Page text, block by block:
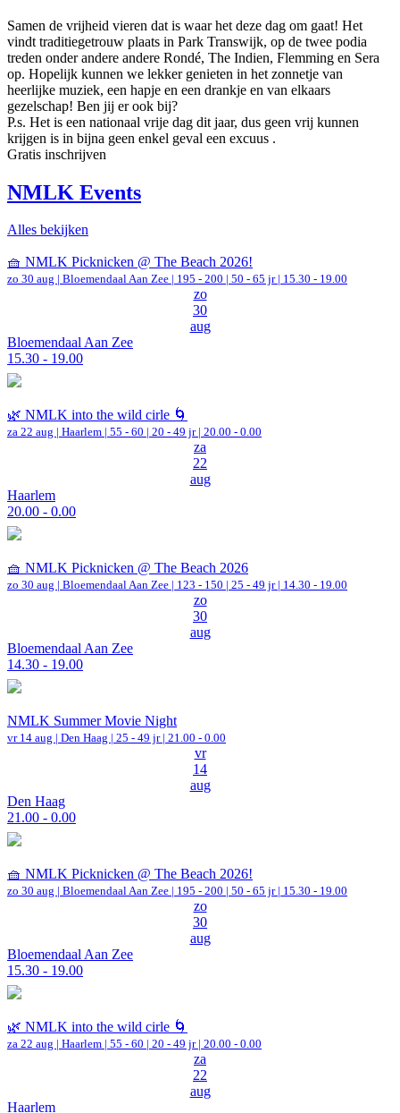
Samen de vrijheid vieren dat is waar het deze dag om gaat! Het
vindt traditiegetrouw plaats in Park Transwijk, op de twee podia
treden onder andere andere Rondé, The Indien, Flemming en Sera
op. Hopelijk kunnen we lekker genieten in het zonnetje van
heerlijke muziek, een hapje en een drankje en van elkaars
gezelschap! Ben jij er ook bij?
P.s. Het is een nationaal vrije dag dit jaar, dus geen vrij kunnen
krijgen is in bijna geen enkel geval een excuus .
Gratis inschrijven
NMLK Events
Alles bekijken
🧺 NMLK Picknicken @ The Beach 2026!
zo 30 aug | Bloemendaal Aan Zee | 195 - 200 | 50 - 65 jr | 15.30 - 19.00
zo
30
aug
Bloemendaal Aan Zee
15.30 - 19.00
🌿 NMLK into the wild cirle 🌀
za 22 aug | Haarlem | 55 - 60 | 20 - 49 jr | 20.00 - 0.00
za
22
aug
Haarlem
20.00 - 0.00
🧺 NMLK Picknicken @ The Beach 2026
zo 30 aug | Bloemendaal Aan Zee | 123 - 150 | 25 - 49 jr | 14.30 - 19.00
zo
30
aug
Bloemendaal Aan Zee
14.30 - 19.00
NMLK Summer Movie Night
vr 14 aug | Den Haag | 25 - 49 jr | 21.00 - 0.00
vr
14
aug
Den Haag
21.00 - 0.00
🧺 NMLK Picknicken @ The Beach 2026!
zo 30 aug | Bloemendaal Aan Zee | 195 - 200 | 50 - 65 jr | 15.30 - 19.00
zo
30
aug
Bloemendaal Aan Zee
15.30 - 19.00
🌿 NMLK into the wild cirle 🌀
za 22 aug | Haarlem | 55 - 60 | 20 - 49 jr | 20.00 - 0.00
za
22
aug
Haarlem